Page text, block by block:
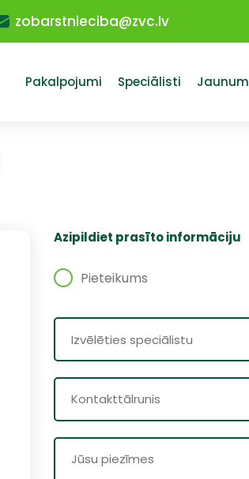
zobarstnieciba@zvc.lv
Pakalpojumi Speciālisti
Azipildiet prasīto informāciju
Pieteikums
Izvēlēties speciālistu